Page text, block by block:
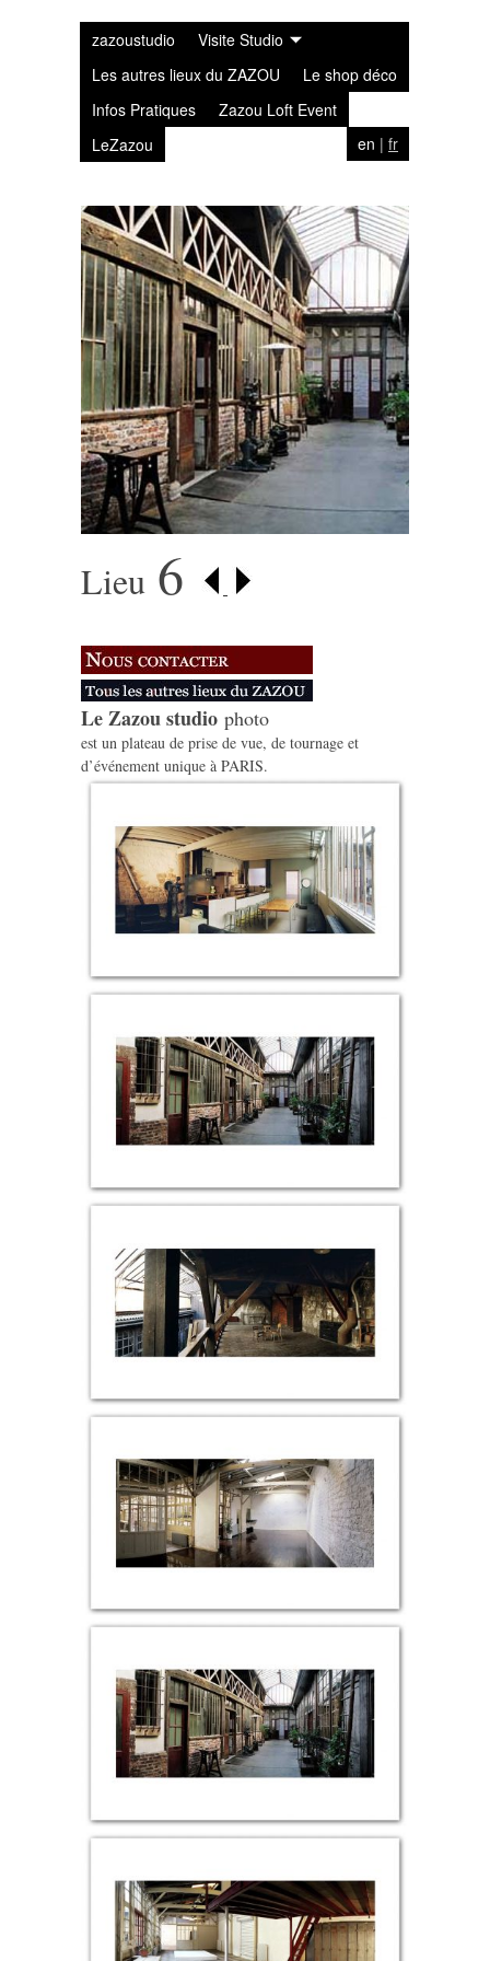
zazoustudio
Visite Studio
Les autres lieux du ZAZOU
Le shop déco
Infos Pratiques
Zazou Loft Event
LeZazou
en | fr
Lieu 6
Le Zazou studio photo
est un plateau de prise de vue, de tournage et
d’événement unique à PARIS.